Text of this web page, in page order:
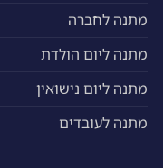
מתנה לחברה
מתנה ליום הולדת
מתנה ליום נישואין
מתנה לעובדים